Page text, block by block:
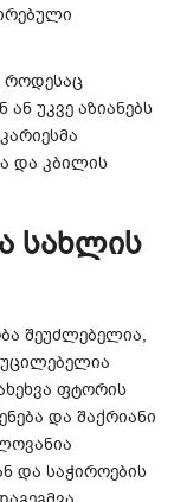
როდესაც
უკვე აზიანებს
და კბილის
სახლის
შეუძლებელია,
ფტორის
და შაქრიანი
და საჭიროების